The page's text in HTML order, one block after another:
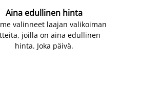
Aina edullinen hinta
valinneet laajan valikoiman
joilla on aina edullinen
hinta. Joka päivä.